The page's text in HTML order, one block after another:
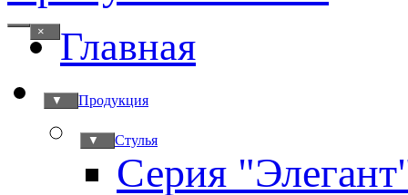
× Главная
Продукция
▼
Стулья
▼
Серия